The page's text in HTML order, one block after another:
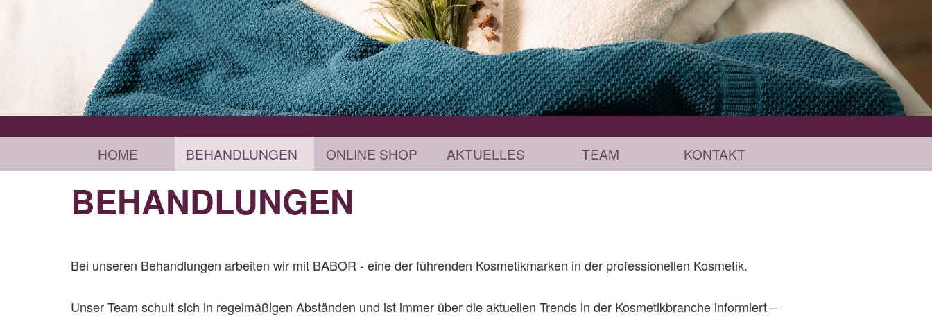
HOME BEHANDLUNGEN ONLINE SHOP AKTUELLES TEAM KONTAKT
BEHANDLUNGEN
Bei unseren Behandlungen arbeiten wir mit BABOR - eine der führenden Kosmetikmarken in der professionellen Kosmetik.
Unser Team schult sich in regelmäßigen Abständen und ist immer über die aktuellen Trends in der Kosmetikbranche informiert –